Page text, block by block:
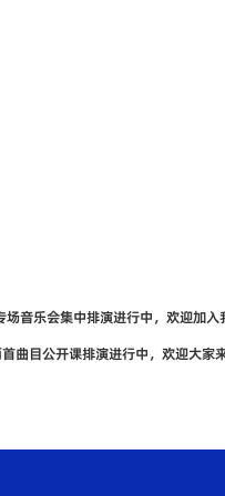
场音乐会集中排演进行中，欢迎加入
曲目公开课排演进行中，欢迎大家